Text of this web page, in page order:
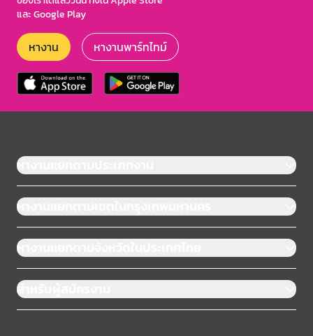
และ Google Play
หางาน หางานพาร์ทไทม์
หางานแยกตามประเภทงาน
หางานแยกตามเขตในกรุงเทพมหานคร
หางานแยกตามจังหวัดในประเทศไทย
สำหรับผู้สมัครงาน